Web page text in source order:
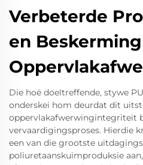
Verbeterde
en
Die hoë doeltreffende, stywe
onderskei hom deurdat dit
oppervlakafwerwingintegriteit
vervaardigingsproses. Hierdie
een van die grootste
poliuretaanskuimproduksie